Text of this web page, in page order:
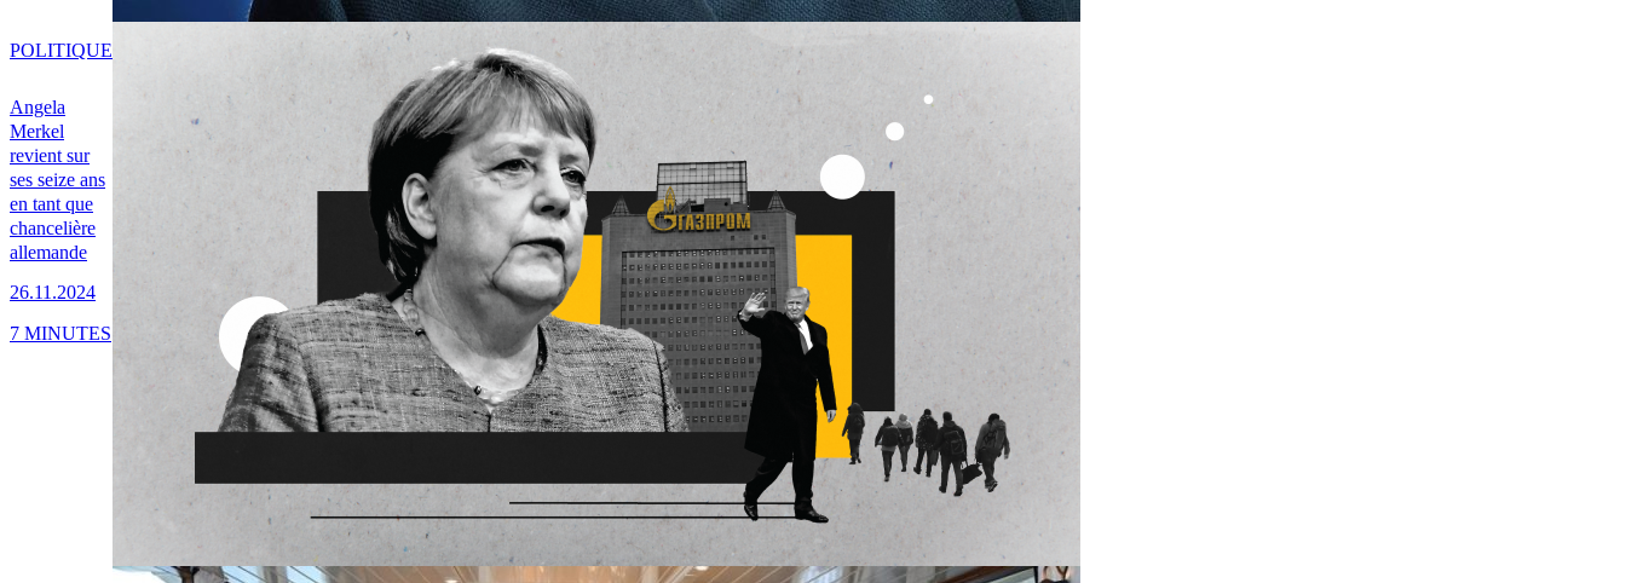
Angela
Merkel
revient sur
ses seize ans
en tant que
chancelière
allemande
26.11.2024
POLITIQUE
7 MINUTES